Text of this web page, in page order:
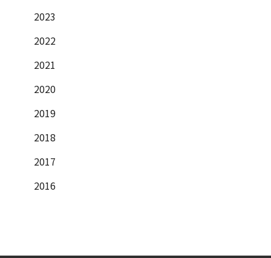
2023
2022
2021
2020
2019
2018
2017
2016